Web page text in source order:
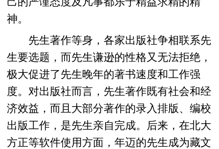
神。
先生著作等身，各家出版社争相联系先
生要选题，而先生谦逊的性格又无法拒绝，
极大促进了先生晚年的著书速度和工作强
度。对出版社而言，先生著作既有社会和经
济效益，而且大部分著作的录入排版、编校
出版工作，是先生亲自完成。后来，在北大
方正等软件使用方面，年迈的先生成为藏文